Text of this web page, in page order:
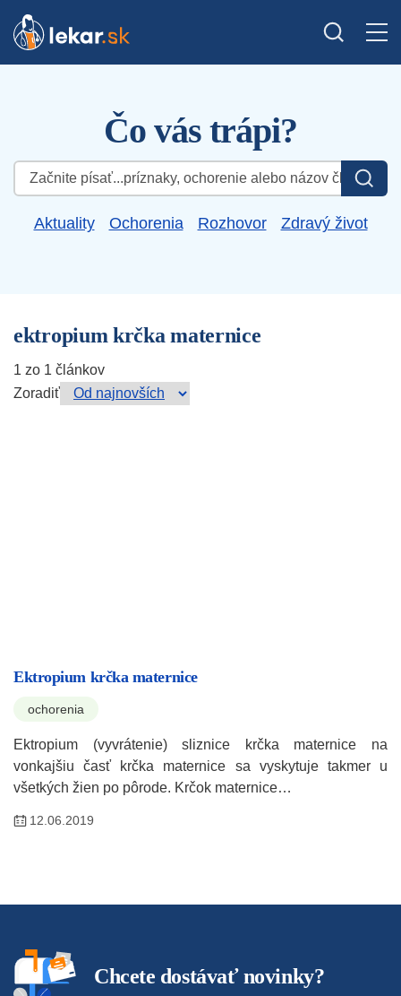
Čo vás trápi?
Hľadať:
Aktuality Ochorenia Rozhovor Zdravý život
ektropium krčka maternice
1 zo 1 článkov
Zoradiť
Ektropium krčka maternice
ochorenia
Ektropium (vyvrátenie) sliznice krčka maternice na
vonkajšiu časť krčka maternice sa vyskytuje takmer u
všetkých žien po pôrode. Krčok maternice…
12.06.2019
Chcete dostávať novinky?